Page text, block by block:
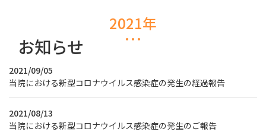
お知らせ
2021年
2021/09/05
当院における新型コロナウイルス感染症の発生の経過報告
2021/08/13
当院における新型コロナウイルス感染症の発生のご報告